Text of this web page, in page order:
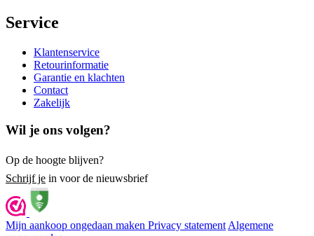
Service
Klantenservice
Retourinformatie
Garantie en klachten
Contact
Zakelijk
Wil je ons volgen?
Op de hoogte blijven?
Schrijf je in voor de nieuwsbrief
Mijn aankoop ongedaan maken Privacy statement Algemene